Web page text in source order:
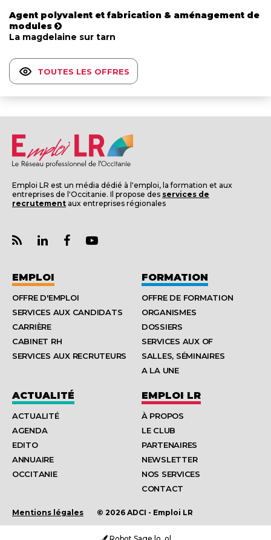
Agent polyvalent et fabrication & aménagement de
modules
La magdelaine sur tarn
TOUTES LES OFFRES
Emploi LR est un média dédié à l'emploi, la formation et aux
entreprises de l'Occitanie. Il propose des services de
recrutement aux entreprises régionales
EMPLOI
OFFRE D'EMPLOI
SERVICES AUX CANDIDATS
CARRIÈRE
CABINET RH
SERVICES AUX RECRUTEURS
FORMATION
OFFRE DE FORMATION
ORGANISMES
DOSSIERS
SERVICES AUX OF
SALLES, SÉMINAIRES
A LA UNE
ACTUALITÉ
ACTUALITÉ
AGENDA
EDITO
ANNUAIRE
OCCITANIE
EMPLOI LR
À PROPOS
LE CLUB
PARTENAIRES
NEWSLETTER
NOS SERVICES
CONTACT
Mentions légales © 2026 ADCI - Emploi LR